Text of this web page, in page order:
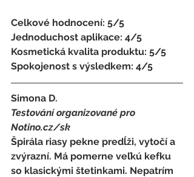
Celkové hodnocení: 5/5
Jednoduchost aplikace: 4/5
Kosmetická kvalita produktu: 5/5
Spokojenost s výsledkem: 4/5
Simona D.
Testování organizované pro
Notino.cz/sk
Špirála riasy pekne predĺži, vytočí a
zvýrazní. Má pomerne veľkú kefku
so klasickými štetinkami. Nepatrím